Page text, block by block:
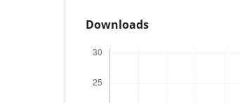
Downloads